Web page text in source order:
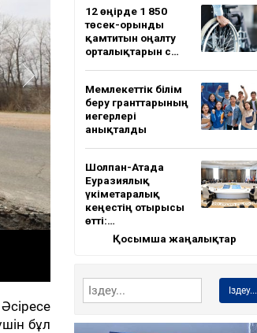
бұл
12 өңірде 1 850
төсек-орынды
қамтитын оңалту
орталықтарын с…
Мемлекеттік білім
беру гранттарының
иегерлері
анықталды
Шолпан-Атада
Еуразиялық
үкіметаралық
кеңестің отырысы
өтті:…
Қосымша жаңалықтар
Іздеу...